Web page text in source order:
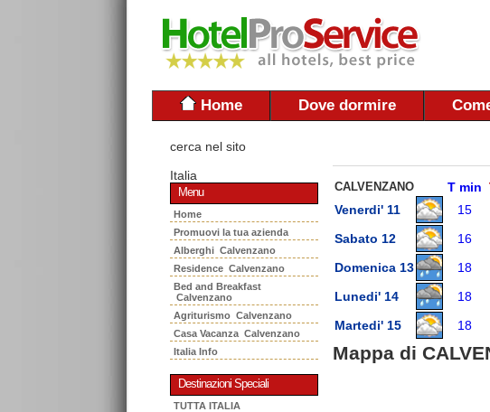
Home Dove dormire
cerca nel sito
Italia
Menu
Home
Promuovi la tua azienda
Alberghi Calvenzano
Residence Calvenzano
Bed and Breakfast
Calvenzano
Agriturismo Calvenzano
Casa Vacanza Calvenzano
Italia Info
Destinazioni Speciali
TUTTA ITALIA
CALVENZANO T min
Venerdi' 11
15
Sabato 12
16
Domenica 13
18
Lunedi' 14
18
Martedi' 15
18
Mappa di